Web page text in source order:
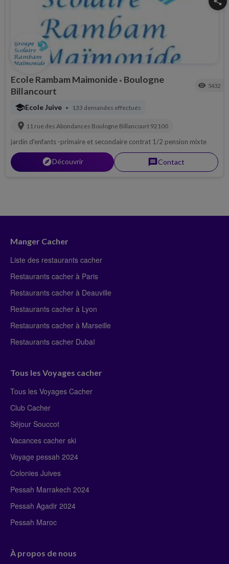
Ecole Rambam Maimonide • Boulogne
Billancourt
visibility 5432
schoolEcole Juive • 133 demandes effectués
location_on 11 rue des Abondances Boulogne Billancourt 92100
jardin d'enfants -primaire et secondaire contrat 1/2 pension mixte
explorerDécouvrir messageContact
Manger Cacher
Liste des restaurants cacher
Restaurants cacher à Paris
Restaurants cacher à Deauville
Restaurants cacher à Lyon
Restaurants cacher à Marseille
Restaurants cacher Dubaï
Tous les Voyages cacher
Tous les Voyages Cacher
Club Cacher
Séjour Souccot
Vacances cacher ski
Voyage pessah 2024
Colonies Juives
Pessah Marrakech 2024
Pessah Agadir 2024
Pessah Maroc
À propos de nous